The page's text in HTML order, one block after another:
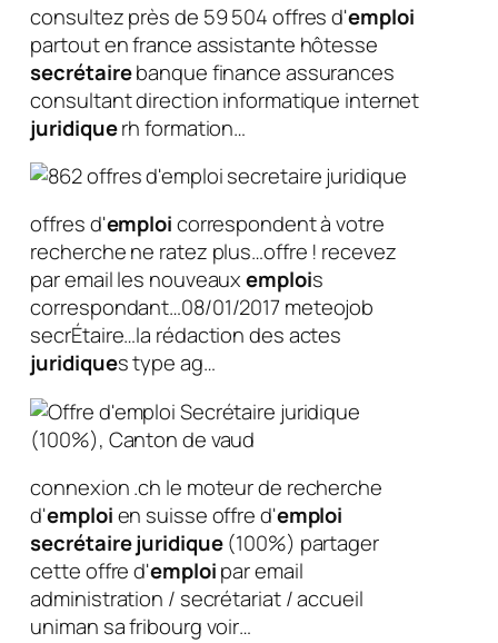
consultez près de 59 504 offres d'emploi
partout en france assistante hôtesse
secrétairebanque finance assurances
consultant direction informatique internet
juridiquerh formation…
offres d'emploicorrespondent à votre
recherche ne ratez plus…offre ! recevez
par email les nouveauxemplois
correspondant…08/01/2017 meteojob
secrÉtaire…la rédaction des actes
juridiques type ag…
connexion .ch le moteur de recherche
d'emploien suisse offre d'emploi
secrétairejuridique(100%) partager
cette offre d'emploipar email
administration / secrétariat / accueil
uniman sa fribourg voir…